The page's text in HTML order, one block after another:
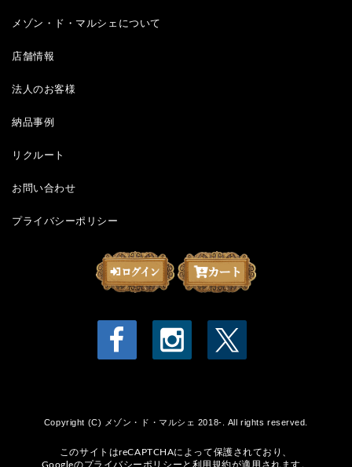
メゾン・ド・マルシェについて
店舗情報
法人のお客様
納品事例
リクルート
お問い合わせ
プライバシーポリシー
Copyright (C) メゾン・ド・マルシェ 2018-. All rights reserved.
このサイトはreCAPTCHAによって保護されており、
Googleのプライバシーポリシー と 利用規約が適用されます。